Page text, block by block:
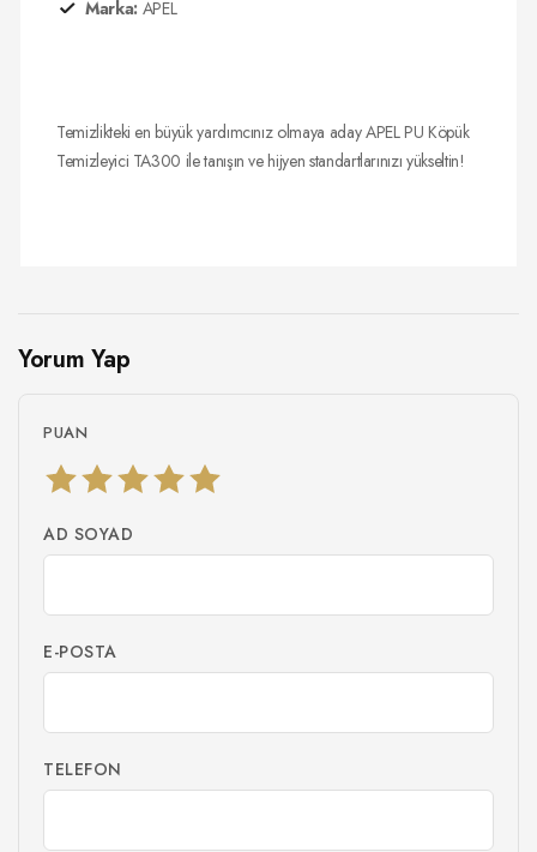
Marka: APEL
Temizlikteki en büyük yardımcınız olmaya aday APEL PU Köpük
Temizleyici TA300 ile tanışın ve hijyen standartlarınızı yükseltin!
Yorum Yap
PUAN
AD SOYAD
E-POSTA
TELEFON